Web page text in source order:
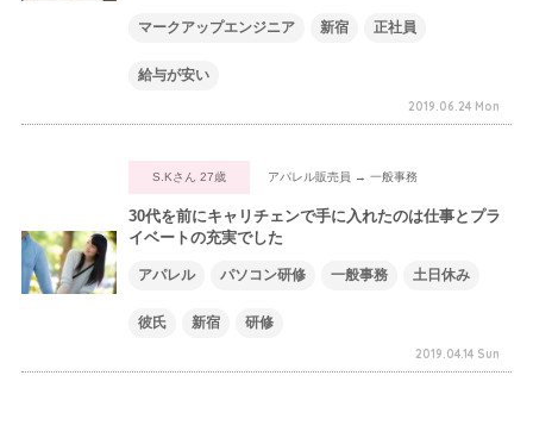
マークアップエンジニア 新宿 正社員
給与が安い
2019.06.24 Mon
S.Kさん 27歳 アパレル販売員 → 一般事務
30代を前にキャリチェンで手に入れたのは仕事とプラ
イベートの充実でした
アパレル パソコン研修 一般事務 土日休み
彼氏 新宿 研修
2019.04.14 Sun